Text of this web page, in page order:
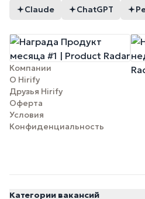
Claude ChatGPT
Компании
О Hirify
Друзья Hirify
Оферта
Условия
Конфиденциальность
Категории вакансий